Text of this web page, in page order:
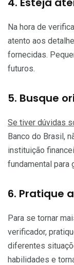
Na hora de
atento aos
fornecidas.
futuros.
5. Busque
Se tiver dúvidas
Banco do Brasil,
instituição
fundamental para
6. Pratique
Para se tornar
verificador,
diferentes
habilidades e